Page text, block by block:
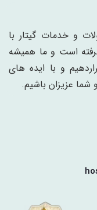
و خدمات گیتار با
گرفته است و ما همیشه
و با ایده های
عزیزان باشیم.